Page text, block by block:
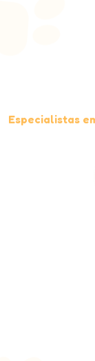
Especialistas